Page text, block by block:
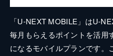
「U-NEXT MOBILE」はU-
毎月もらえるポイントを活用
になるモバイルプランです。